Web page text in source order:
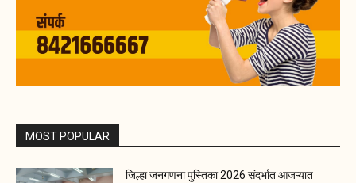
MOST POPULAR
जिल्हा जनगणना पुस्तिका 2026 संदर्भात आजऱ्यात